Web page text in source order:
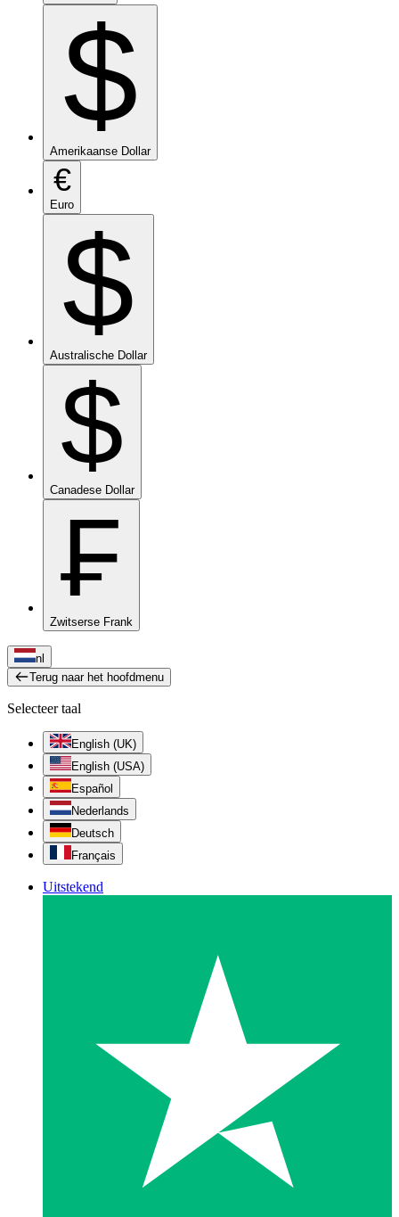
$
Amerikaanse Dollar
€
Euro
$
Australische Dollar
$
Canadese Dollar
₣
Zwitserse Frank
nl
Terug naar het hoofdmenu
Selecteer taal
English (UK)
English (USA)
Español
Nederlands
Deutsch
Français
Uitstekend